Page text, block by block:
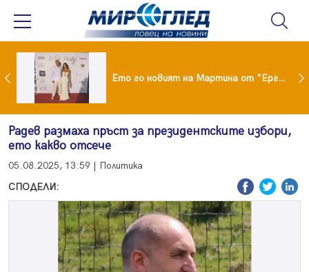
И Ники Кънчев се разведе тайно като Геро Ето го новият на Мартина от "Ергенът"
Радев размаха пръст за президентските избори,
ето какво отсече
05.08.2025, 13:59 | Политика
СПОДЕЛИ: